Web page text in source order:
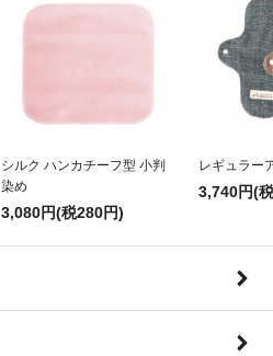
シルク ハンカチーフ型 小判
染め
3,080円(税280円)
レギュラー
3,740円(